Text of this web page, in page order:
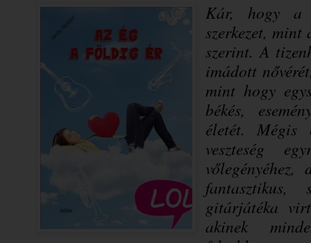
Kár, hogy a
szerkezet,
szerint. A
imádott
mint hogy
békés,
életét. Mégis
veszteség
fantasztikus,
gitárjátéka
akinek